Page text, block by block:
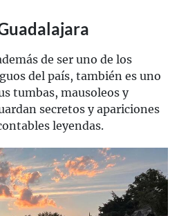
de ser uno de los
del país, también es uno
tumbas, mausoleos y
secretos y apariciones
leyendas.